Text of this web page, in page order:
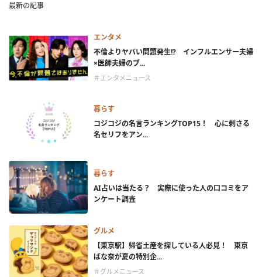
最新の記事
エンタメ
不倫よりヤバい問題発生!? インフルエンサー夫婦
×医師夫婦のブ...
＃エンタメニュース
暮らす
コジコジの名言ランキングTOP15！ 心に刺さる
名セリフをアン...
暮らす
AI占いは当たる？ 実際に使った人の口コミをア
ンケート調査
グルメ
【東京駅】帰省土産を探している人必見！ 東京
ばな奈が夏の特別企...
＃グルメニュース